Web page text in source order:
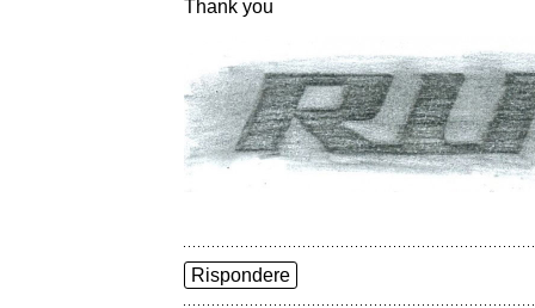
Thank you
Rispondere